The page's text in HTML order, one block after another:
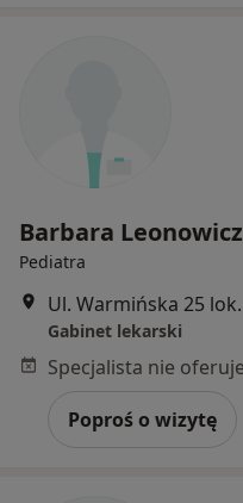
Barbara Leonowicz
Pediatra
Gabinet lekarski
Poproś o wizytę